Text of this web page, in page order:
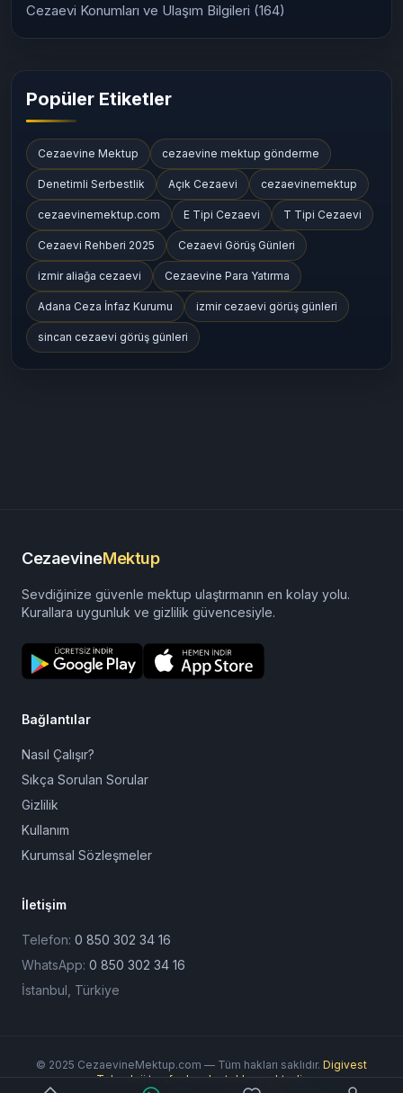
Cezaevi Konumları ve Ulaşım Bilgileri (164)
Popüler Etiketler
Cezaevine Mektup cezaevine mektup gönderme
Denetimli Serbestlik Açık Cezaevi cezaevinemektup
cezaevinemektup.com E Tipi Cezaevi T Tipi Cezaevi
Cezaevi Rehberi 2025 Cezaevi Görüş Günleri
izmir aliağa cezaevi Cezaevine Para Yatırma
Adana Ceza İnfaz Kurumu izmir cezaevi görüş günleri
sincan cezaevi görüş günleri
CezaevineMektup
Sevdiğinize güvenle mektup ulaştırmanın en kolay yolu.
Kurallara uygunluk ve gizlilik güvencesiyle.
Bağlantılar
Nasıl Çalışır?
Sıkça Sorulan Sorular
Gizlilik
Kullanım
Kurumsal Sözleşmeler
İletişim
Telefon: 0 850 302 34 16
WhatsApp: 0 850 302 34 16
İstanbul, Türkiye
© 2025 CezaevineMektup.com — Tüm hakları saklıdır. Digivest
Teknoloji tarafından desteklenmektedir.